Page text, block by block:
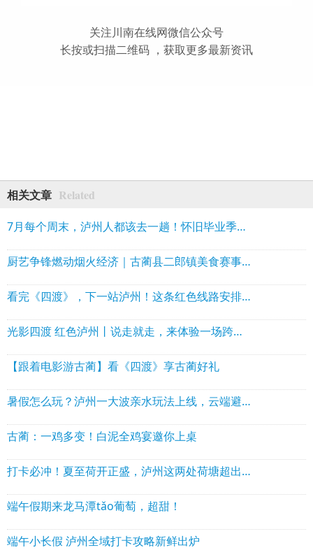
关注川南在线网微信公众号
长按或扫描二维码 ，获取更多最新资讯
相关文章 Related
7月每个周末，泸州人都该去一趟！怀旧毕业季+夏夜光影，全月狂欢不重样
厨艺争锋燃动烟火经济｜古蔺县二郎镇美食赛事赋能文旅产业提质升级
看完《四渡》，下一站泸州！这条红色线路安排上
光影四渡 红色泸州丨说走就走，来体验一场跨越时空的红色之旅
【跟着电影游古蔺】看《四渡》享古蔺好礼
暑假怎么玩？泸州一大波亲水玩法上线，云端避暑同步安排
古蔺：一鸡多变！白泥全鸡宴邀你上桌
打卡必冲！夏至荷开正盛，泸州这两处荷塘超出片
端午假期来龙马潭tǎo葡萄，超甜！
端午小长假 泸州全域打卡攻略新鲜出炉